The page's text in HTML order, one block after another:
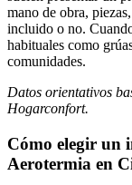
mano de obra,
incluido o no.
habituales como
comunidades.
Datos orientativos
Hogarconfort.
Cómo elegir un
Aerotermia en